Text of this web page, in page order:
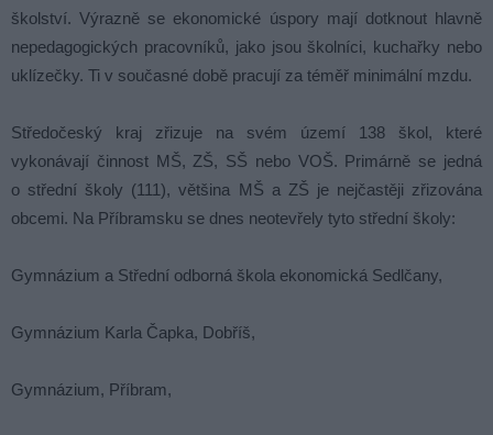
školství. Výrazně se ekonomické úspory mají dotknout hlavně
nepedagogických pracovníků, jako jsou školníci, kuchařky nebo
uklízečky. Ti v současné době pracují za téměř minimální mzdu.
Středočeský kraj zřizuje na svém území 138 škol, které
vykonávají činnost MŠ, ZŠ, SŠ nebo VOŠ. Primárně se jedná
o střední školy (111), většina MŠ a ZŠ je nejčastěji zřizována
obcemi. Na Příbramsku se dnes neotevřely tyto střední školy:
Gymnázium a Střední odborná škola ekonomická Sedlčany,
Gymnázium Karla Čapka, Dobříš,
Gymnázium, Příbram,